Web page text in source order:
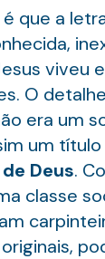
que a
viveu
O
era um
um
Deus.
classe